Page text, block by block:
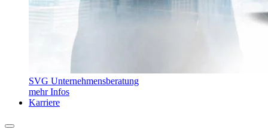
SVG Unternehmensberatung
mehr Infos
Karriere